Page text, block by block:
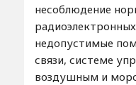
несоблюдение
недопустимые
связи, системе
воздушным и